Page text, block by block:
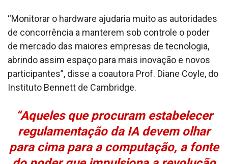
“Monitorar o hardware ajudaria muito as autoridades
de concorrência a manterem sob controle o poder
de mercado das maiores empresas de tecnologia,
abrindo assim espaço para mais inovação e novos
participantes”, disse a coautora Prof. Diane Coyle, do
Instituto Bennett de Cambridge.
“Aqueles que procuram estabelecer
regulamentação da IA devem olhar
para cima para a computação, a fonte